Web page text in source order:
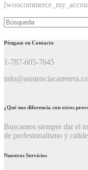
Buscar:
Póngase en Contacto
1-787-605-7645
¿Qué nos diferencia con otros
Buscamos siempre dar el
de profesionalismo y
Nuestros Servicios